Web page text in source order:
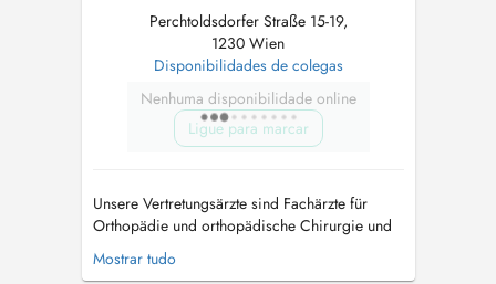
Perchtoldsdorfer Straße 15-19,
1230 Wien
Disponibilidades de colegas
Nenhuma disponibilidade online
Ligue para marcar
Unsere Vertretungsärzte sind Fachärzte für
Orthopädie und orthopädische Chirurgie und
setzen auf persönliche und individuelle
Beratung ohne Zeitdruck. Leistungen: -
Mostrar tudo